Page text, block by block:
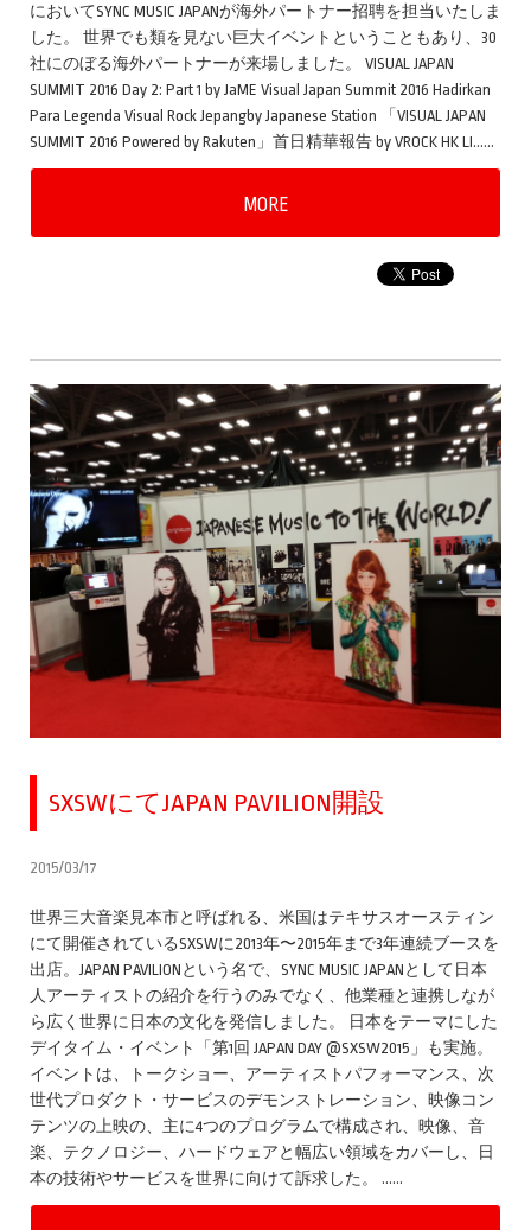
においてSYNC MUSIC JAPANが海外パートナー招聘を担当いたしま
した。 世界でも類を見ない巨大イベントということもあり、30
社にのぼる海外パートナーが来場しました。 VISUAL JAPAN
SUMMIT 2016 Day 2: Part 1 by JaME Visual Japan Summit 2016 Hadirkan
Para Legenda Visual Rock Jepangby Japanese Station 「VISUAL JAPAN
SUMMIT 2016 Powered by Rakuten」首日精華報告 by VROCK HK LI……
MORE
SXSWにてJAPAN PAVILION開設
2015/03/17
世界三大音楽見本市と呼ばれる、米国はテキサスオースティン
にて開催されているSXSWに2013年〜2015年まで3年連続ブースを
出店。JAPAN PAVILIONという名で、SYNC MUSIC JAPANとして日本
人アーティストの紹介を行うのみでなく、他業種と連携しなが
ら広く世界に日本の文化を発信しました。 日本をテーマにした
デイタイム・イベント「第1回 JAPAN DAY @SXSW2015」も実施。
イベントは、トークショー、アーティストパフォーマンス、次
世代プロダクト・サービスのデモンストレーション、映像コン
テンツの上映の、主に4つのプログラムで構成され、映像、音
楽、テクノロジー、ハードウェアと幅広い領域をカバーし、日
本の技術やサービスを世界に向けて訴求した。 ……